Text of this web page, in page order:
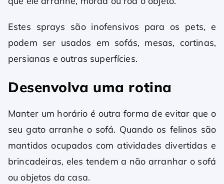
Estes sprays são inofensivos para os pets, e
podem ser usados ​​em sofás, mesas, cortinas,
persianas e outras superfícies.
Desenvolva uma rotina
Manter um horário é outra forma de evitar que o
seu gato arranhe o sofá. Quando os felinos são
mantidos ocupados com atividades divertidas e
brincadeiras, eles tendem a não arranhar o sofá
ou objetos da casa.